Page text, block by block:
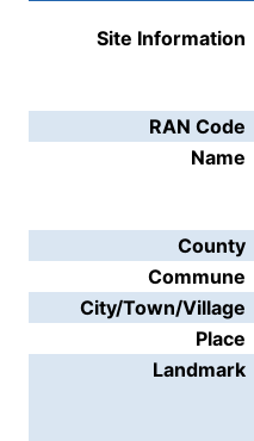
Site Information
RAN Code
Name
County
Commune
City/Town/Village
Place
Landmark